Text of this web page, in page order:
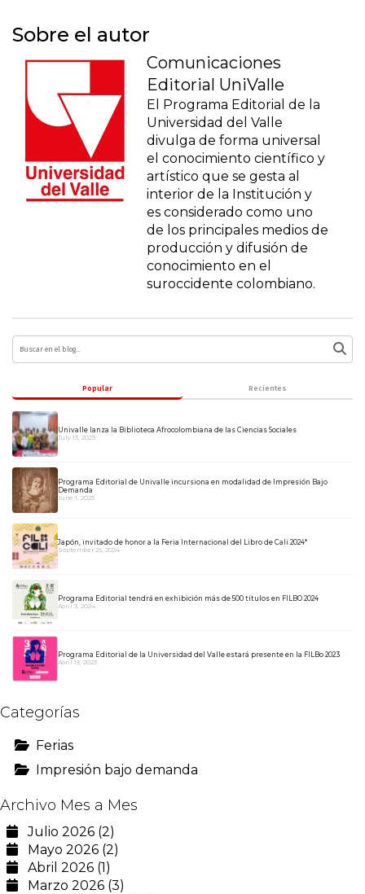
Sobre el autor
Comunicaciones
Editorial UniValle
El Programa Editorial de la
Universidad del Valle
divulga de forma universal
el conocimiento científico y
artístico que se gesta al
interior de la Institución y
es considerado como uno
de los principales medios de
producción y difusión de
conocimiento en el
suroccidente colombiano.
Popular Recientes
Univalle lanza la Biblioteca Afrocolombiana de las Ciencias Sociales
July 13, 2023
Programa Editorial de Univalle incursiona en modalidad de Impresión Bajo
Demanda
June 1, 2023
Japón, invitado de honor a la Feria Internacional del Libro de Cali 2024*
September 29, 2024
Programa Editorial tendrá en exhibición más de 500 títulos en FILBO 2024
April 3, 2024
Programa Editorial de la Universidad del Valle estará presente en la FILBo 2023
April 13, 2023
Categorías
Ferias
Impresión bajo demanda
Archivo Mes a Mes
Julio 2026 (2)
Mayo 2026 (2)
Abril 2026 (1)
Marzo 2026 (3)